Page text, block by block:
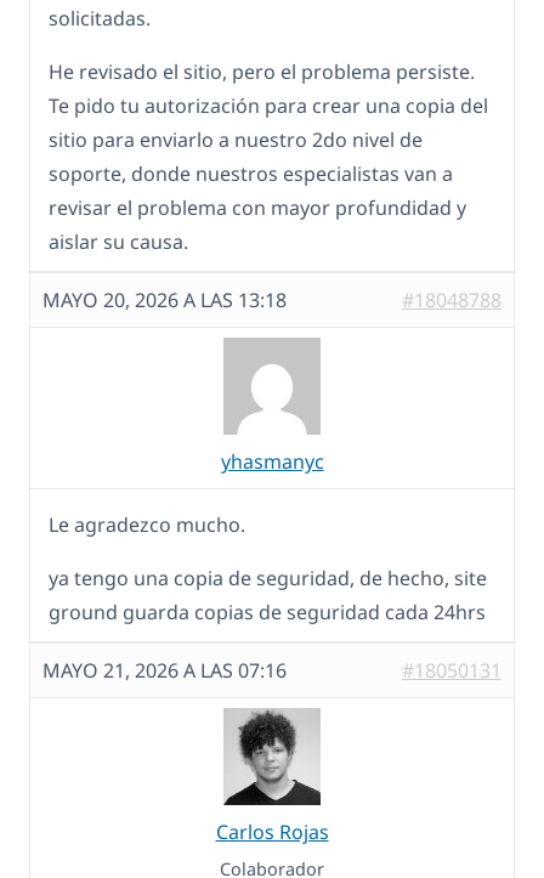
solicitadas.
He revisado el sitio, pero el problema persiste.
Te pido tu autorización para crear una copia del
sitio para enviarlo a nuestro 2do nivel de
soporte, donde nuestros especialistas van a
revisar el problema con mayor profundidad y
aislar su causa.
MAYO 20, 2026 A LAS 13:18 #18048788
yhasmanyc
Le agradezco mucho.
ya tengo una copia de seguridad, de hecho, site
ground guarda copias de seguridad cada 24hrs
MAYO 21, 2026 A LAS 07:16 #18050131
Carlos Rojas
Colaborador